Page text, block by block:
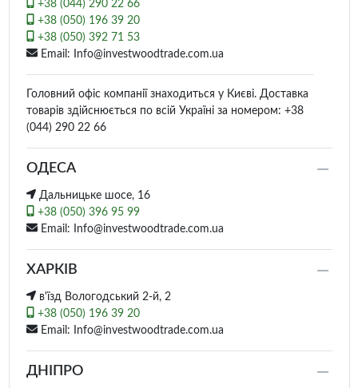
+38 (044) 290 22 66
+38 (050) 196 39 20
+38 (050) 392 71 53
Email: Info@investwoodtrade.com.ua
Головний офіс компанії знаходиться у Києві. Доставка
товарів здійснюється по всій Україні за номером: +38
(044) 290 22 66
ОДЕСА
Дальницьке шосе, 16
+38 (050) 396 95 99
Email: Info@investwoodtrade.com.ua
ХАРКІВ
в'їзд Вологодський 2-й, 2
+38 (050) 196 39 20
Email: Info@investwoodtrade.com.ua
ДНІПРО